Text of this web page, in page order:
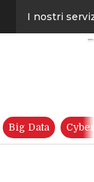
I nostri
Big Data